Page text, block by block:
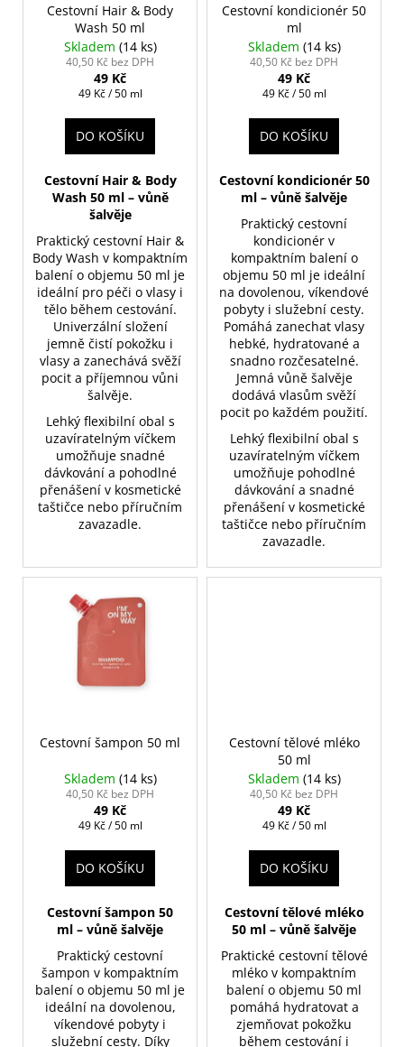
Cestovní Hair & Body
Wash 50 ml
Skladem (14 ks)
40,50 Kč bez DPH
49 Kč
Měrná
49 Kč / 50 ml
DO KOŠÍKU
Cestovní Hair & Body
Wash 50 ml – vůně
šalvěje
Praktický cestovní Hair &
Body Wash v kompaktním
balení o objemu 50 ml je
ideální pro péči o vlasy i
tělo během cestování.
Univerzální složení
jemně čistí pokožku i
vlasy a zanechává svěží
pocit a příjemnou vůni
šalvěje.
Lehký flexibilní obal s
uzavíratelným víčkem
umožňuje snadné
dávkování a pohodlné
přenášení v kosmetické
taštičce nebo příručním
zavazadle.
Cestovní kondicionér 50
ml
Skladem (14 ks)
40,50 Kč bez DPH
49 Kč
Měrná
49 Kč / 50 ml
DO KOŠÍKU
Cestovní kondicionér 50
ml – vůně šalvěje
Praktický cestovní
kondicionér v
kompaktním balení o
objemu 50 ml je ideální
na dovolenou, víkendové
pobyty i služební cesty.
Pomáhá zanechat vlasy
hebké, hydratované a
snadno rozčesatelné.
Jemná vůně šalvěje
dodává vlasům svěží
pocit po každém použití.
Lehký flexibilní obal s
uzavíratelným víčkem
umožňuje pohodlné
dávkování a snadné
přenášení v kosmetické
taštičce nebo příručním
zavazadle.
Cestovní šampon 50 ml
Skladem (14 ks)
40,50 Kč bez DPH
49 Kč
Měrná
49 Kč / 50 ml
DO KOŠÍKU
Cestovní šampon 50
ml – vůně šalvěje
Praktický cestovní
šampon v kompaktním
balení o objemu 50 ml je
ideální na dovolenou,
víkendové pobyty i
služební cesty. Díky
Cestovní tělové mléko
50 ml
Skladem (14 ks)
40,50 Kč bez DPH
49 Kč
Měrná
49 Kč / 50 ml
DO KOŠÍKU
Cestovní tělové mléko
50 ml – vůně šalvěje
Praktické cestovní tělové
mléko v kompaktním
balení o objemu 50 ml
pomáhá hydratovat a
zjemňovat pokožku
během cestování i
MAKE-
KULATÁ